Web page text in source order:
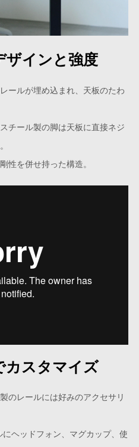
ザインと強度
ールが埋め込まれ、天板のたわ
チール製の脚は天板に直接ネジ
性を併せ持った構造。
カスタマイズ
のレールには好みのアクセサリ
ヘッドフォン、マグカップ、使